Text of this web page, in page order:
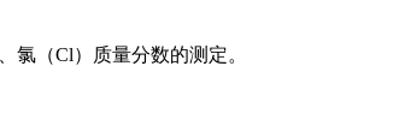
氯（Cl）质量分数的测定。